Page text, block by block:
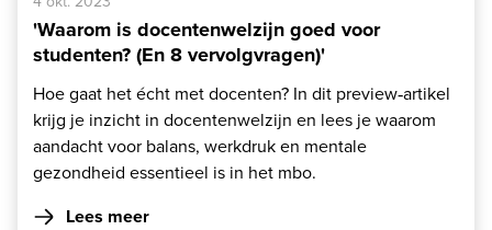
'Waarom is docentenwelzijn goed voor
studenten? (En 8 vervolgvragen)'
Hoe gaat het écht met docenten? In dit preview‑artikel
krijg je inzicht in docentenwelzijn en lees je waarom
aandacht voor balans, werkdruk en mentale
gezondheid essentieel is in het mbo.
Lees meer